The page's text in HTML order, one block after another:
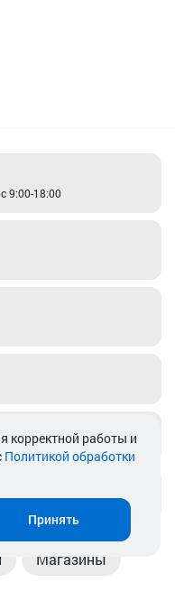
9:00-18:00
Магазины
корректной работы и
Политикой обработки
Принять